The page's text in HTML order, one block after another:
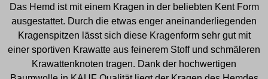
Das Hemd ist mit einem Kragen in der beliebten Kent Form
ausgestattet. Durch die etwas enger aneinanderliegenden
Kragenspitzen lässt sich diese Kragenform sehr gut mit
einer sportiven Krawatte aus feinerem Stoff und schmäleren
Krawattenknoten tragen. Dank der hochwertigen